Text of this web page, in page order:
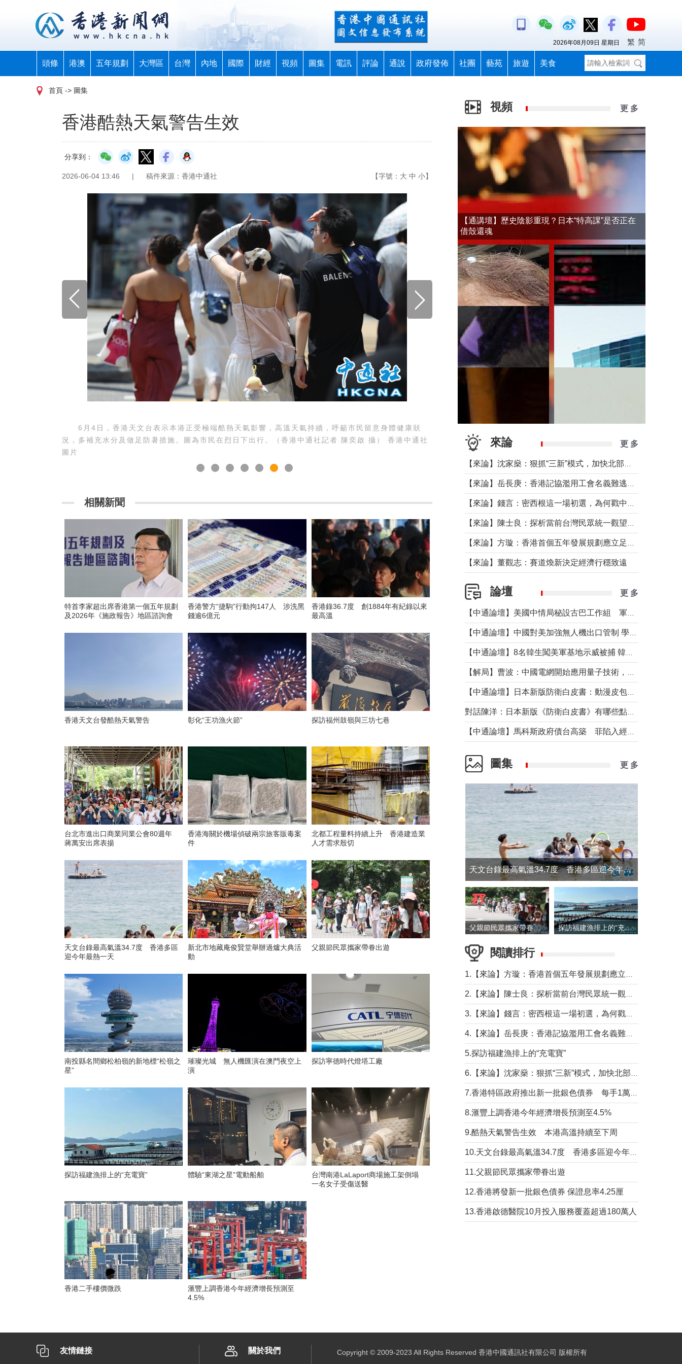
頭條 港澳 五年規劃 大灣區 台灣 內地 國際 財經 視頻 圖集 電訊 評論 通說 政府發佈 社團 藝苑 旅遊 美食
2026年08月09日 星期日 繁 简
首頁 -> 圖集
香港酷熱天氣警告生效
分享到：
2026-06-04 13:46 | 稿件來源：香港中通社 【字號： 大 中 小】
6月4日，香港天文台表示本港正受極端酷熱天氣影響，高溫天氣持續，呼籲市民留意身體健康狀
況，多補充水分及做足防暑措施。圖為市民在烈日下出行。（香港中通社記者 陳奕啟 攝） 香港中通社
圖片
相關新聞
​特首李家超出席香港第一個五年規劃
及2026年《施政報告》地區諮詢會
香港警方“捷駒”行動拘147人 涉洗黑
錢逾6億元
香港錄36.7度 創1884年有紀錄以來
最高溫
香港天文台發酷熱天氣警告 彰化“王功漁火節” 探訪福州鼓嶺與三坊七巷
台北市進出口商業同業公會80週年
蔣萬安出席表揚
香港海關於機場偵破兩宗旅客販毒案
件
北都工程量料持續上升 香港建造業
人才需求殷切
天文台錄最高氣溫34.7度 香港多區
迎今年最熱一天
新北市地藏庵俊賢堂舉辦過爐大典活
動
父親節民眾攜家帶眷出遊
南投縣名間鄉松柏嶺的新地標“松嶺之
星”
璀璨光城 無人機匯演在澳門夜空上
演
探訪寧德時代燈塔工廠
探訪福建漁排上的“充電寶” 體驗“東湖之星”電動船舶
台灣南港LaLaport商場施工架倒塌
一名女子受傷送醫
香港二手樓價微跌
滙豐上調香港今年經濟增長預測至
4.5%
視頻 更 多
【通講壇】歷史陰影重現？日本“特高課”是否正在
借殼還魂
來論 更 多
【來論】董觀志：賽道煥新決定經濟行穩致遠
論壇 更 多
圖集 更 多
天文台錄最高氣溫34.7度 香港多區迎今年最熱一天
父親節民眾攜家帶眷出遊 探訪福建漁排上的“充電寶”
閱讀排行
5.探訪福建漁排上的“充電寶”
8.滙豐上調香港今年經濟增長預測至4.5%
9.酷熱天氣警告生效 本港高溫持續至下周
11.父親節民眾攜家帶眷出遊
12.香港將發新一批銀色債券 保證息率4.25厘
13.香港啟德醫院10月投入服務覆蓋超過180萬人
友情鏈接 關於我們 Copyright © 2009-2023 All Rights Reserved 香港中國通訊社有限公司 版權所有